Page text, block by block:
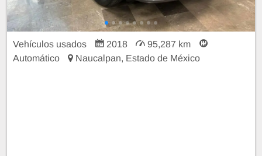
Vehículos usados 2018
95,287 km
Automático
Naucalpan, Estado de México